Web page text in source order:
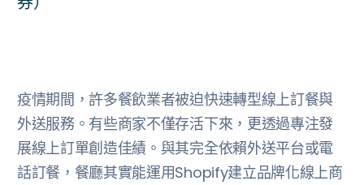
疫情期間，許多餐飲業者被迫快速轉型線上訂餐與
外送服務。有些商家不僅存活下來，更透過專注發
展線上訂單創造佳績。與其完全依賴外送平台或電
話訂餐，餐廳其實能運用Shopify建立品牌化線上商